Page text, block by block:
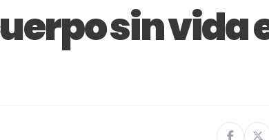
sin vida